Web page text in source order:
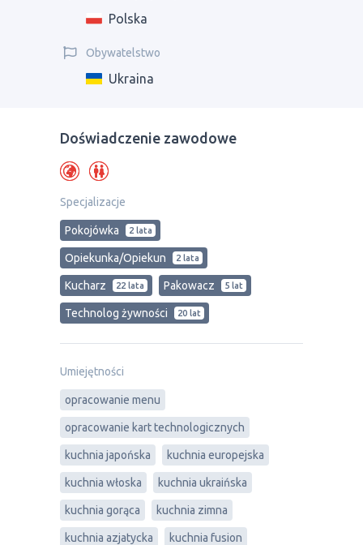
Polska
Obywatelstwo
Ukraina
Doświadczenie zawodowe
Specjalizacje
Pokojówka 2 lata
Opiekunka/Opiekun 2 lata
Kucharz 22 lata Pakowacz 5 lat
Technolog żywności 20 lat
Umiejętności
opracowanie menu
opracowanie kart technologicznych
kuchnia japońska kuchnia europejska
kuchnia włoska kuchnia ukraińska
kuchnia gorąca kuchnia zimna
kuchnia azjatycka kuchnia fusion